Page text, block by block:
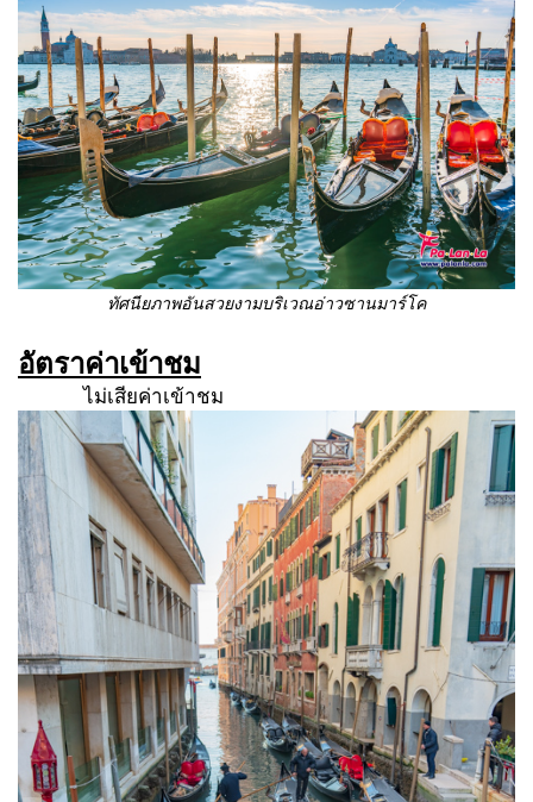
ทัศนียภาพอันสวยงามบริเวณอ่าวซานมาร์โค
อัตราค่าเข้าชม
ไม่เสียค่าเข้าชม